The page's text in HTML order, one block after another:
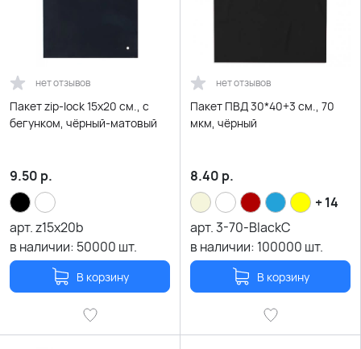
нет отзывов
Пакет zip-lock 15х20 см., с
бегунком, чёрный-матовый
9.50 р.
арт.z15x20b
в наличии: 50000 шт.
В корзину
нет отзывов
Пакет ПВД 30*40+3 см., 70
мкм, чёрный
8.40 р.
+ 14
арт.3-70-BlackC
в наличии: 100000 шт.
В корзину